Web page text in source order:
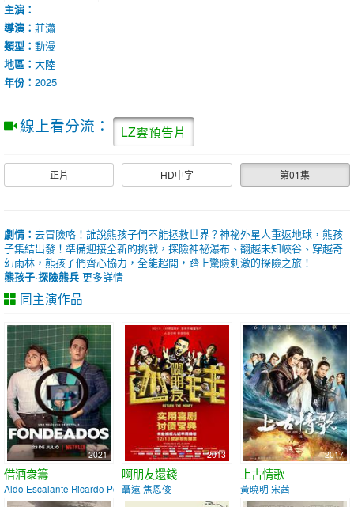
主演：
導演： 莊瀟
類型： 動漫
地區： 大陸
年份： 2025
線上看分流： LZ雲預告片
正片 HD中字 第01集
劇情： 去冒險咯！誰說熊孩子們不能拯救世界？神祕外星人重返地球，熊孩
子集結出發！準備迎接全新的挑戰，探險神祕瀑布、翻越未知峽谷、穿越奇
幻雨林，熊孩子們齊心協力，全能超開，踏上驚險刺激的探險之旅！
熊孩子·探險熊兵 更多詳情
同主演作品
2021
借酒衆籌
Aldo Escalante Ricardo Polanco
2013
啊朋友還錢
聶遠 焦恩俊
2017
上古情歌
黃曉明 宋茜